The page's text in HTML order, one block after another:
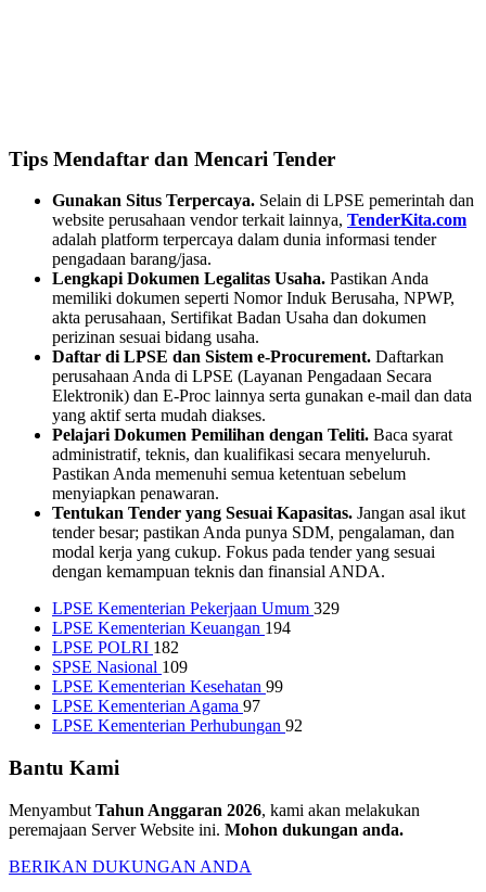
Tips Mendaftar dan Mencari Tender
Gunakan Situs Terpercaya. Selain di LPSE pemerintah dan
website perusahaan vendor terkait lainnya, TenderKita.com
adalah platform terpercaya dalam dunia informasi tender
pengadaan barang/jasa.
Lengkapi Dokumen Legalitas Usaha. Pastikan Anda
memiliki dokumen seperti Nomor Induk Berusaha, NPWP,
akta perusahaan, Sertifikat Badan Usaha dan dokumen
perizinan sesuai bidang usaha.
Daftar di LPSE dan Sistem e-Procurement. Daftarkan
perusahaan Anda di LPSE (Layanan Pengadaan Secara
Elektronik) dan E-Proc lainnya serta gunakan e-mail dan data
yang aktif serta mudah diakses.
Pelajari Dokumen Pemilihan dengan Teliti. Baca syarat
administratif, teknis, dan kualifikasi secara menyeluruh.
Pastikan Anda memenuhi semua ketentuan sebelum
menyiapkan penawaran.
Tentukan Tender yang Sesuai Kapasitas. Jangan asal ikut
tender besar; pastikan Anda punya SDM, pengalaman, dan
modal kerja yang cukup. Fokus pada tender yang sesuai
dengan kemampuan teknis dan finansial ANDA.
LPSE Kementerian Pekerjaan Umum 329
LPSE Kementerian Keuangan 194
LPSE POLRI 182
SPSE Nasional 109
LPSE Kementerian Kesehatan 99
LPSE Kementerian Agama 97
LPSE Kementerian Perhubungan 92
Bantu Kami
Menyambut Tahun Anggaran 2026, kami akan melakukan
peremajaan Server Website ini. Mohon dukungan anda.
BERIKAN DUKUNGAN ANDA